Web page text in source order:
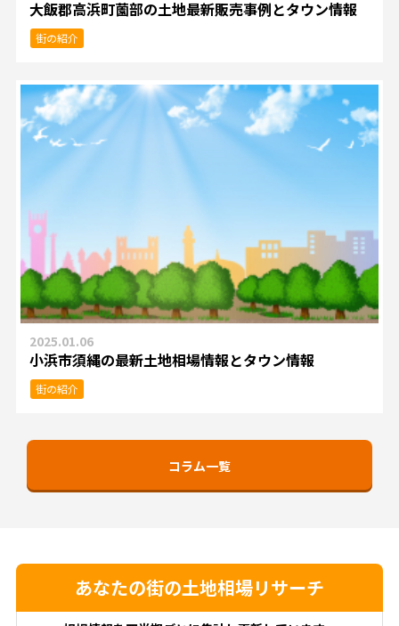
大飯郡高浜町薗部の土地最新販売事例とタウン情報
街の紹介
2025.01.06
小浜市須縄の最新土地相場情報とタウン情報
街の紹介
コラム一覧
あなたの街の土地相場リサーチ